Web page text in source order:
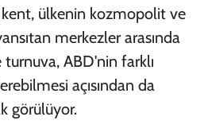
ülkenin kozmopolit ve
merkezler arasında
ABD'nin farklı
açısından da
görülüyor.